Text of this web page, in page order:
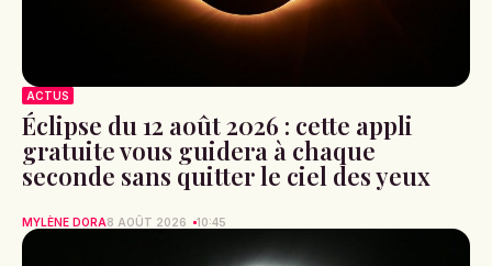
ACTUS
Éclipse du 12 août 2026 : cette appli
gratuite vous guidera à chaque
seconde sans quitter le ciel des yeux
MYLÈNE DORA8 AOÛT 2026 10:45